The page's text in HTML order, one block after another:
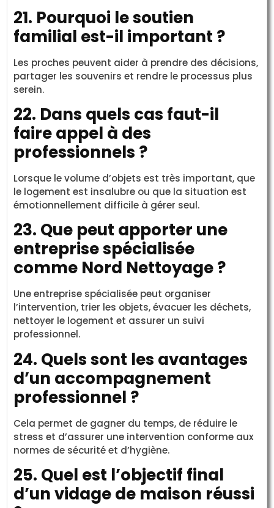
21. Pourquoi le soutien
familial est-il important ?
Les proches peuvent aider à prendre des décisions,
partager les souvenirs et rendre le processus plus
serein.
22. Dans quels cas faut-il
faire appel à des
professionnels ?
Lorsque le volume d’objets est très important, que
le logement est insalubre ou que la situation est
émotionnellement difficile à gérer seul.
23. Que peut apporter une
entreprise spécialisée
comme Nord Nettoyage ?
Une entreprise spécialisée peut organiser
l’intervention, trier les objets, évacuer les déchets,
nettoyer le logement et assurer un suivi
professionnel.
24. Quels sont les avantages
d’un accompagnement
professionnel ?
Cela permet de gagner du temps, de réduire le
stress et d’assurer une intervention conforme aux
normes de sécurité et d’hygiène.
25. Quel est l’objectif final
d’un vidage de maison réussi